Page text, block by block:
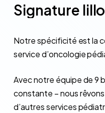
Signature
Notre spécificité est la
service d’oncologie
Avec notre équipe de 9
constante – nous
d’autres services